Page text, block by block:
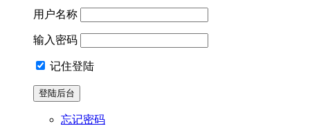
用户名称
输入密码
记住登陆
忘记密码